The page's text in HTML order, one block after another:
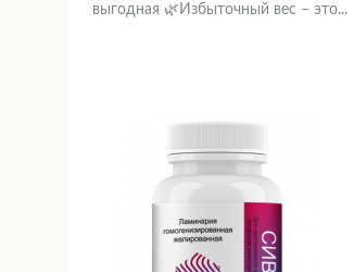
выгодная 🌿Избыточный вес – это...